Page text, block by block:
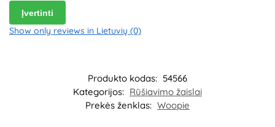
Įvertinti
Show only reviews in Lietuvių (0)
Produkto kodas: 54566
Kategorijos: Rūšiavimo žaislai
Prekės ženklas: Woopie